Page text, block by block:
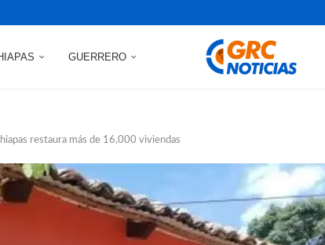
GUERRERO
restaura más de 16,000 viviendas